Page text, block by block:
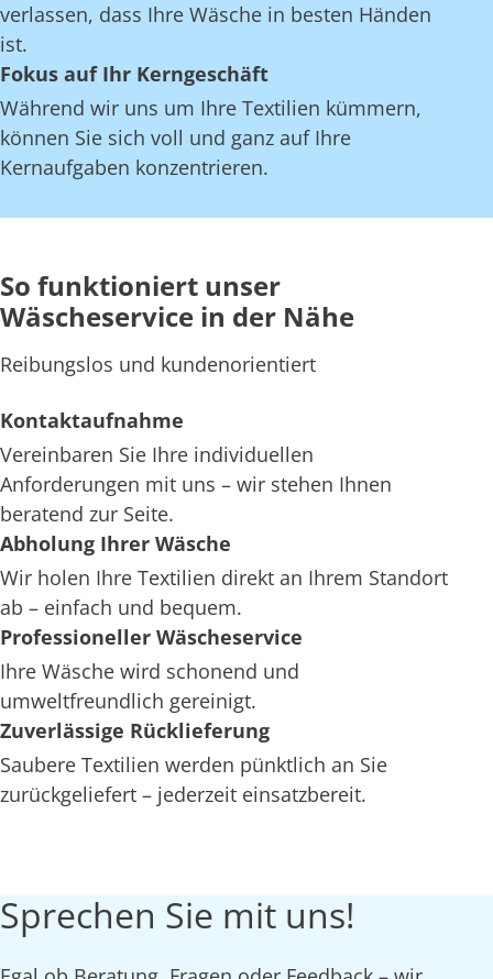
verlassen, dass Ihre Wäsche in besten Händen
ist.
Fokus auf Ihr Kerngeschäft
Während wir uns um Ihre Textilien kümmern,
können Sie sich voll und ganz auf Ihre
Kernaufgaben konzentrieren.
So funktioniert unser
Wäscheservice in der Nähe
Reibungslos und kundenorientiert
Kontaktaufnahme
Vereinbaren Sie Ihre individuellen
Anforderungen mit uns – wir stehen Ihnen
beratend zur Seite.
Abholung Ihrer Wäsche
Wir holen Ihre Textilien direkt an Ihrem Standort
ab – einfach und bequem.
Professioneller Wäscheservice
Ihre Wäsche wird schonend und
umweltfreundlich gereinigt.
Zuverlässige Rücklieferung
Saubere Textilien werden pünktlich an Sie
zurückgeliefert – jederzeit einsatzbereit.
Sprechen Sie mit uns!